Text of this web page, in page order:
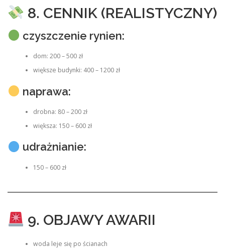
8. CENNIK (REALISTYCZNY)
czyszczenie rynien:
dom: 200 – 500 zł
większe budynki: 400 – 1200 zł
naprawa:
drobna: 80 – 200 zł
większa: 150 – 600 zł
udrażnianie:
150 – 600 zł
9. OBJAWY AWARII
woda leje się po ścianach